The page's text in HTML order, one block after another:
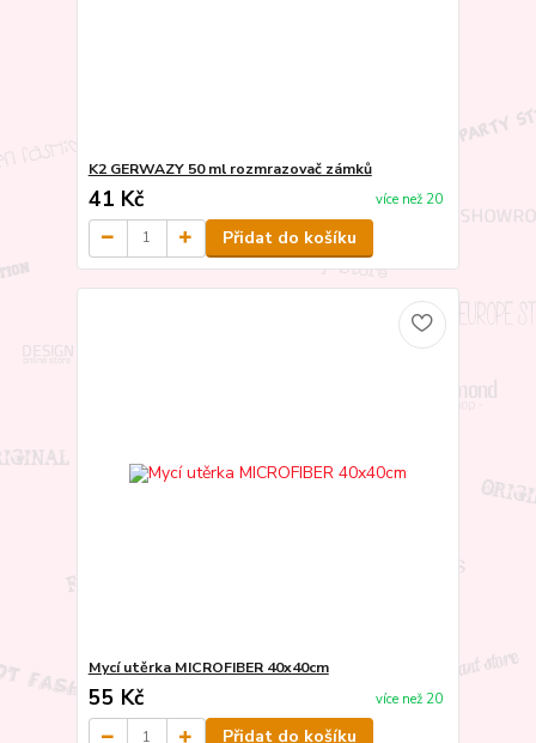
K2 GERWAZY 50 ml rozmrazovač zámků
41 Kč více než 20
Přidat do košíku
Mycí utěrka MICROFIBER 40x40cm
55 Kč více než 20
Přidat do košíku